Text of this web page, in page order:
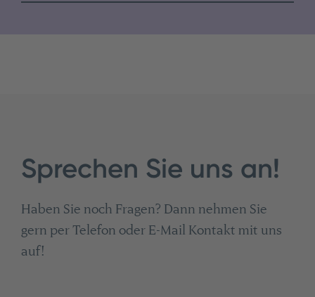
Sprechen Sie uns an!
Haben Sie noch Fragen? Dann nehmen Sie
gern per Telefon oder E-Mail Kontakt mit uns
auf!